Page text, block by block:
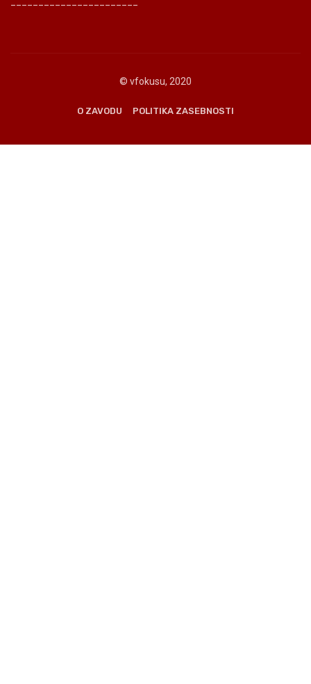
© vfokusu, 2020
O ZAVODU POLITIKA ZASEBNOSTI